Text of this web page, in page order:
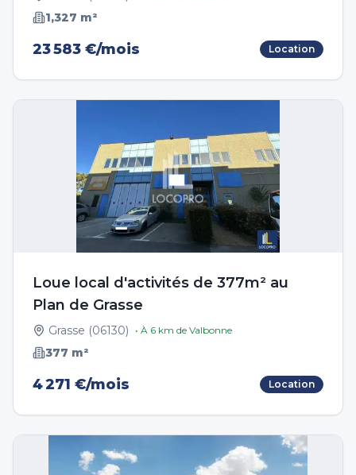
1,327 m²
23 583 €/mois Location
Loue local d'activités de 377m² au
Plan de Grasse
Grasse (06130) • À 6 km de Valbonne
377 m²
4 271 €/mois Location